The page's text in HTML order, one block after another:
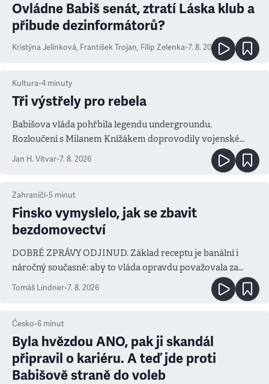
Ovládne Babiš senát, ztratí Láska klub a
přibude dezinformátorů?
Kristýna Jelínková, František Trojan, Filip Zelenka•7. 8. 2026
Kultura•4 minuty
Tři výstřely pro rebela
Babišova vláda pohřbila legendu undergroundu.
Rozloučení s Milanem Knížákem doprovodily vojenské
salvy i kritika pokrokářů
Jan H. Vitvar•7. 8. 2026
Zahraničí•5 minut
Finsko vymyslelo, jak se zbavit
bezdomovectví
DOBRÉ ZPRÁVY ODJINUD. Základ receptu je banální i
náročný současně: aby to vláda opravdu považovala za
prioritu
Tomáš Lindner•7. 8. 2026
Česko•6 minut
Byla hvězdou ANO, pak ji skandál
připravil o kariéru. A teď jde proti
Babišově straně do voleb